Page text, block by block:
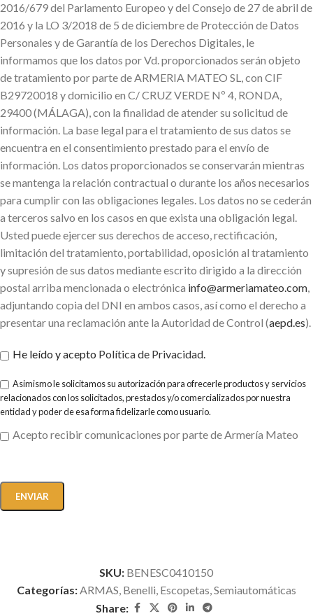
2016/679 del Parlamento Europeo y del Consejo de 27 de abril de
2016 y la LO 3/2018 de 5 de diciembre de Protección de Datos
Personales y de Garantía de los Derechos Digitales, le
informamos que los datos por Vd. proporcionados serán objeto
de tratamiento por parte de ARMERIA MATEO SL, con CIF
B29720018 y domicilio en C/ CRUZ VERDE Nº 4, RONDA,
29400 (MÁLAGA), con la finalidad de atender su solicitud de
información. La base legal para el tratamiento de sus datos se
encuentra en el consentimiento prestado para el envío de
información. Los datos proporcionados se conservarán mientras
se mantenga la relación contractual o durante los años necesarios
para cumplir con las obligaciones legales. Los datos no se cederán
a terceros salvo en los casos en que exista una obligación legal.
Usted puede ejercer sus derechos de acceso, rectificación,
limitación del tratamiento, portabilidad, oposición al tratamiento
y supresión de sus datos mediante escrito dirigido a la dirección
postal arriba mencionada o electrónica info@armeriamateo.com,
adjuntando copia del DNI en ambos casos, así como el derecho a
presentar una reclamación ante la Autoridad de Control (aepd.es).
He leído y acepto Política de Privacidad.
Asimismo le solicitamos su autorización para ofrecerle productos y servicios
relacionados con los solicitados, prestados y/o comercializados por nuestra
entidad y poder de esa forma fidelizarle como usuario.
Acepto recibir comunicaciones por parte de Armería Mateo
SKU: BENESC0410150
Categorías:ARMAS, Benelli, Escopetas,Semiautomáticas
Share: